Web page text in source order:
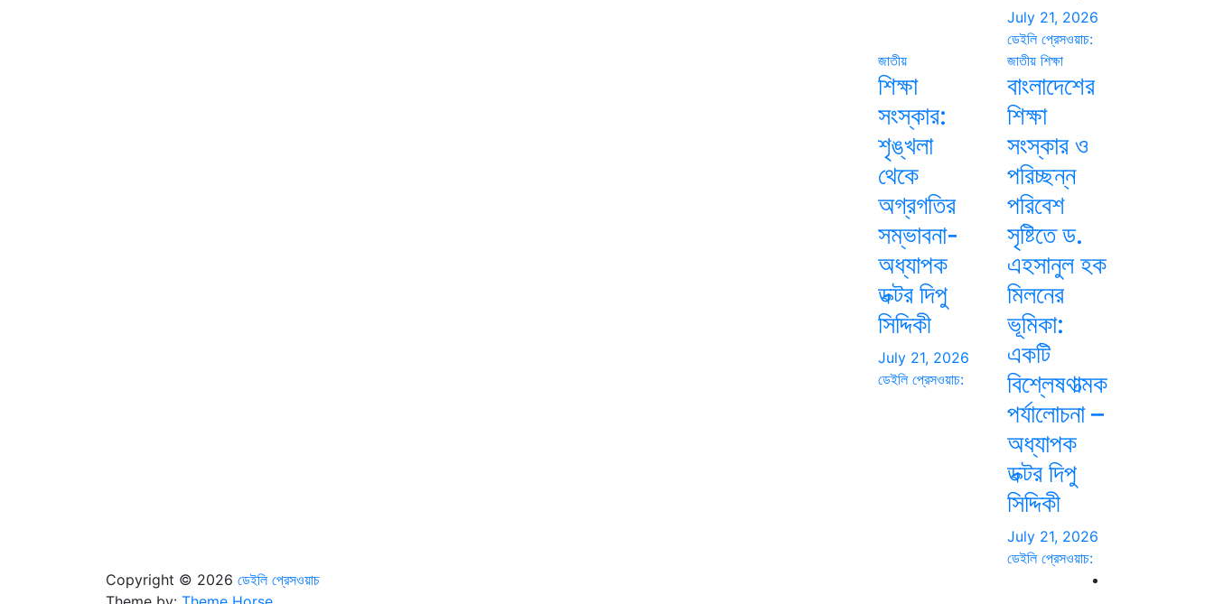
July 21, 2026
ডেইলি প্রেসওয়াচ:
জাতীয়
শিক্ষা
সংস্কার:
শৃঙ্খলা
থেকে
অগ্রগতির
সম্ভাবনা-
অধ্যাপক
ডক্টর দিপু
সিদ্দিকী
July 21, 2026
ডেইলি প্রেসওয়াচ:
জাতীয় শিক্ষা
বাংলাদেশের
শিক্ষা
সংস্কার ও
পরিচ্ছন্ন
পরিবেশ
সৃষ্টিতে ড.
এহসানুল হক
মিলনের
ভূমিকা:
একটি
বিশ্লেষণাত্মক
পর্যালোচনা –
অধ্যাপক
ডক্টর দিপু
সিদ্দিকী
July 21, 2026
ডেইলি প্রেসওয়াচ:
Copyright © 2026 ডেইলি প্রেসওয়াচ